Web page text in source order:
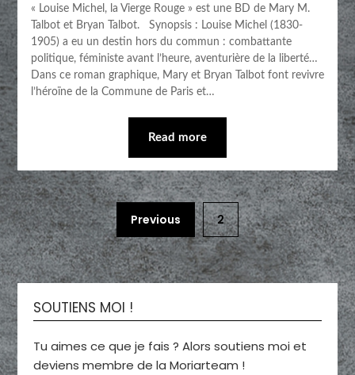
« Louise Michel, la Vierge Rouge » est une BD de Mary M.
Talbot et Bryan Talbot. Synopsis : Louise Michel (1830-
1905) a eu un destin hors du commun : combattante
politique, féministe avant l’heure, aventurière de la liberté…
Dans ce roman graphique, Mary et Bryan Talbot font revivre
l’héroïne de la Commune de Paris et…
Read more
Previous 2
SOUTIENS MOI !
Tu aimes ce que je fais ? Alors soutiens moi et
deviens membre de la Moriarteam !